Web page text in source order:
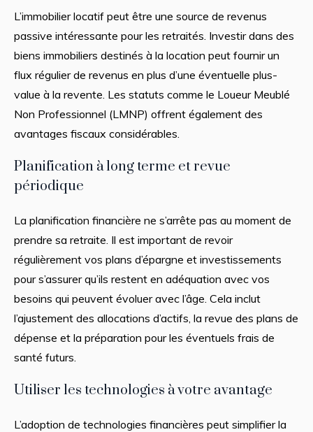
L’immobilier locatif peut être une source de revenus
passive intéressante pour les retraités. Investir dans des
biens immobiliers destinés à la location peut fournir un
flux régulier de revenus en plus d’une éventuelle plus-
value à la revente. Les statuts comme le Loueur Meublé
Non Professionnel (LMNP) offrent également des
avantages fiscaux considérables.
Planification à long terme et revue
périodique
La planification financière ne s’arrête pas au moment de
prendre sa retraite. Il est important de revoir
régulièrement vos plans d’épargne et investissements
pour s’assurer qu’ils restent en adéquation avec vos
besoins qui peuvent évoluer avec l’âge. Cela inclut
l’ajustement des allocations d’actifs, la revue des plans de
dépense et la préparation pour les éventuels frais de
santé futurs.
Utiliser les technologies à votre avantage
L’adoption de technologies financières peut simplifier la